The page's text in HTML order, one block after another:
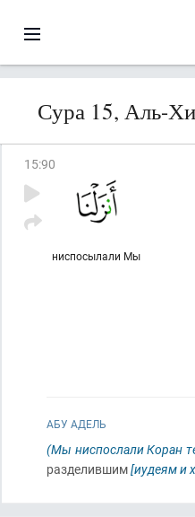
Сура 15, Аль-
15:90
ниспосылали Мы
АБУ АДЕЛЬ
(Мы ниспослали Коран
разделившим[иудеям и